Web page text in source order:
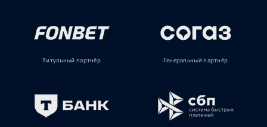
Титульный партнёр Генеральный партнёр